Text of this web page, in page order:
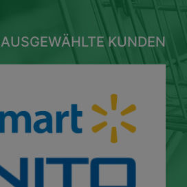
AUSGEWÄHLTE KUNDEN